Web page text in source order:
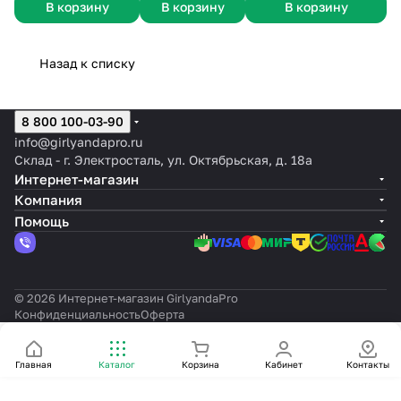
В корзину В корзину В корзину
Назад к списку
Главная Каталог Корзина Кабинет Контакты
8 800 100-03-90
info@girlyandapro.ru
Склад - г. Электросталь, ул. Октябрьская, д. 18а
Интернет-магазин
Компания
Помощь
© 2026 Интернет-магазин GirlyandaPro
КонфиденциальностьОферта